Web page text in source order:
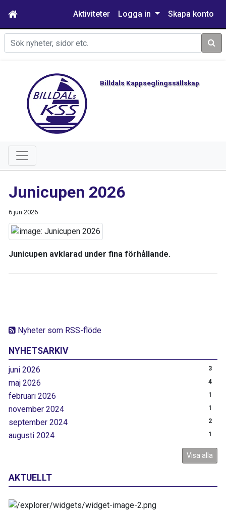
Aktiviteter Logga in Skapa konto
Sök
Billdals Kappseglingssällskap
Nyheter som RSS-flöde
NYHETSARKIV
juni 2026 3
maj 2026 4
februari 2026 1
november 2024 1
september 2024 2
augusti 2024 1
Visa alla
Junicupen 2026
6 jun 2026
Junicupen avklarad under fina förhållande.
AKTUELLT